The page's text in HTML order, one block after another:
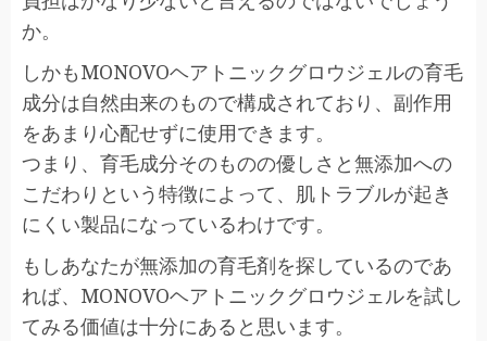
か。
しかもMONOVOヘアトニックグロウジェルの育毛
成分は自然由来のもので構成されており、副作用
をあまり心配せずに使用できます。
つまり、育毛成分そのものの優しさと無添加への
こだわりという特徴によって、肌トラブルが起き
にくい製品になっているわけです。
もしあなたが無添加の育毛剤を探しているのであ
れば、MONOVOヘアトニックグロウジェルを試し
てみる価値は十分にあると思います。